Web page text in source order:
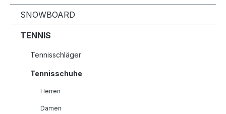
SNOWBOARD
TENNIS
Tennisschläger
Tennisschuhe
Herren
Damen